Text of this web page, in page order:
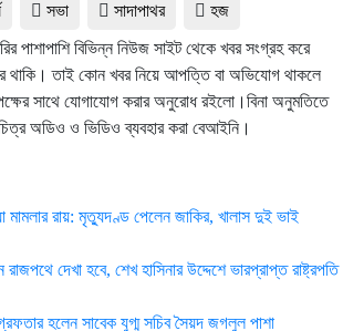
সভা সাদাপাথর
হজ
পাশাপাশি বিভিন্ন নিউজ সাইট থেকে খবর সংগ্রহ করে
থাকি। তাই কোন খবর নিয়ে আপত্তি বা অভিযোগ থাকলে
সাথে যোগাযোগ করার অনুরোধ রইলো।বিনা অনুমতিতে
অডিও ও ভিডিও ব্যবহার করা বেআইনি।
মামলার রায়: মৃত্যুদণ্ড পেলেন জাকির, খালাস দুই ভাই
দেখা হবে, শেখ হাসিনার উদ্দেশে ভারপ্রাপ্ত রাষ্ট্রপতি
হলেন সাবেক যুগ্ম সচিব সৈয়দ জগলুল পাশা